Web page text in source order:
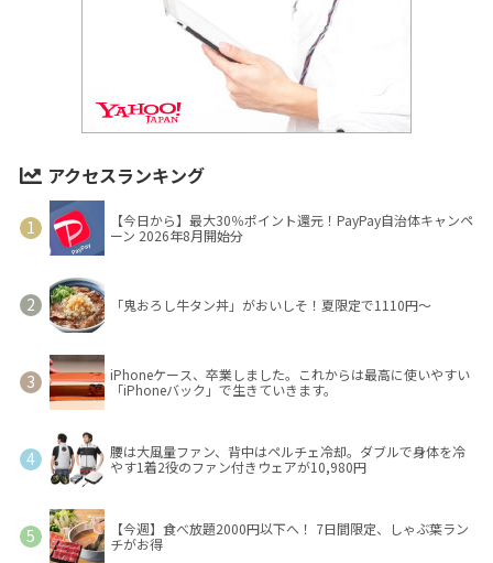
アクセスランキング
【今日から】最大30％ポイント還元！PayPay自治体キャンペ
ーン 2026年8月開始分
「鬼おろし牛タン丼」がおいしそ！夏限定で1110円～
iPhoneケース、卒業しました。これからは最高に使いやすい
「iPhoneバック」で生きていきます。
腰は大風量ファン、背中はペルチェ冷却。ダブルで身体を冷
やす1着2役のファン付きウェアが10,980円
【今週】食べ放題2000円以下へ！ 7日間限定、しゃぶ葉ラン
チがお得